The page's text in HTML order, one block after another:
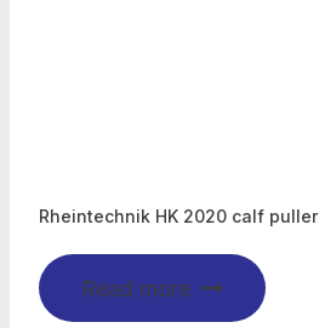
Rheintechnik HK 2020 calf puller
Read more